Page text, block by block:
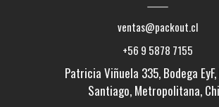
ventas@packout.cl
+56 9 5878 7155
Patricia Viñuela 335, Bodega
Santiago, Metropolitana,